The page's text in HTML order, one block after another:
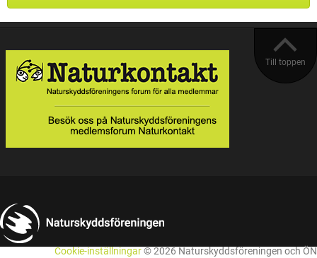
Till toppen
Cookie-inställningar© 2026 Naturskyddsföreningen och ÖN